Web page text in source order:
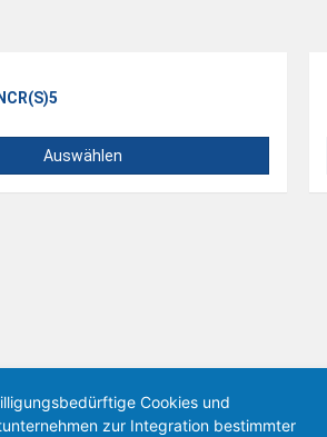
Auswählen
Cookies und
zur Integration bestimmter